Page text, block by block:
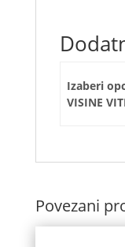
Izaberi
VISINE
Povezani